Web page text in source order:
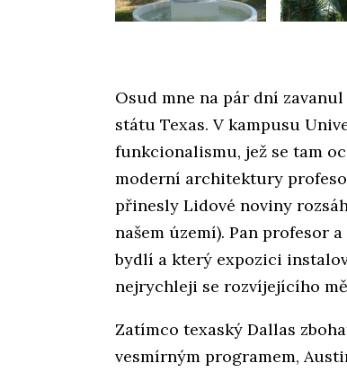
Osud mne na pár dní
státu Texas. V kampusu
funkcionalismu, jež se tam
moderní architektury
přinesly Lidové noviny
našem území). Pan profesor
bydlí a který expozici
nejrychleji se rozvíjejícího
Zatímco texaský Dallas
vesmírným programem,